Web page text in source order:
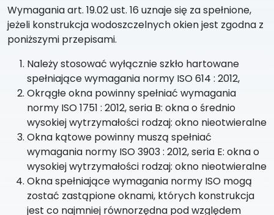
Wymagania art. 19.02 ust. 16 uznaje się za spełnione,
jeżeli konstrukcja wodoszczelnych okien jest zgodna z
poniższymi przepisami.
Należy stosować wyłącznie szkło hartowane
spełniające wymagania normy ISO 614 : 2012,
Okrągłe okna powinny spełniać wymagania
normy ISO 1751 : 2012, seria B: okna o średnio
wysokiej wytrzymałości rodzaj: okno nieotwieralne
Okna kątowe powinny muszą spełniać
wymagania normy ISO 3903 : 2012, seria E: okna o
wysokiej wytrzymałości rodzaj: okno nieotwieralne
Okna spełniające wymagania normy ISO mogą
zostać zastąpione oknami, których konstrukcja
jest co najmniej równorzędna pod względem